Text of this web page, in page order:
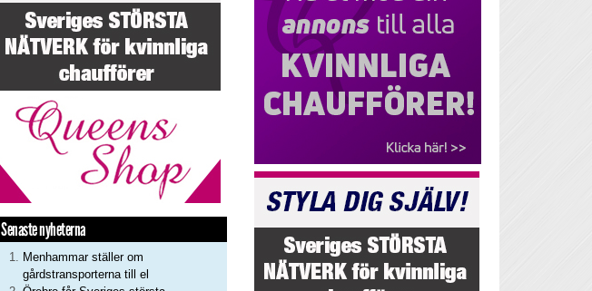
Senaste nyheterna
Menhammar ställer om
gårdstransporterna till el